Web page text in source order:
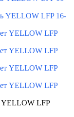
YELLOW LFP 16-
YELLOW LFP
YELLOW LFP
YELLOW LFP
YELLOW LFP
LFP